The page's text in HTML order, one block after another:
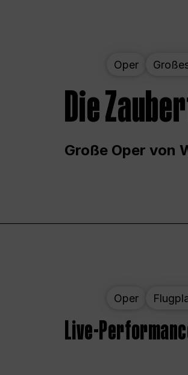
Oper
Die
Große Oper von
Oper
Live-